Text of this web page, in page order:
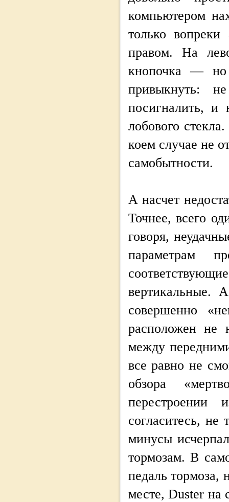
компьютером
только
правом. На
кнопочка —
привыкнуть:
посигналить, и
лобового
коем случае не
самобытности.
А насчет
Точнее, всего
говоря,
параметрам
совершенно
расположен не
между
все равно не
обзора
согласитесь, не
минусы
тормозам. В
педаль тормоза,
месте, Duster на